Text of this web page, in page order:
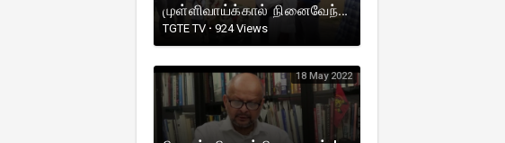
முள்ளிவாய்க்கால் நினைவேந்தல் நிகழ்வு |இலங்கை வரலாற்றில் முதல் முறையாக கொழும்புவில் நடந்த நினைவேந்தல்
TGTE TV · 924 Views
18 May 2022